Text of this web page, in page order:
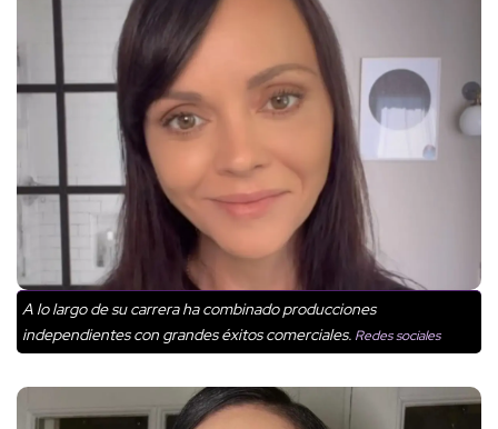
A lo largo de su carrera ha combinado producciones
independientes con grandes éxitos comerciales. Redes sociales